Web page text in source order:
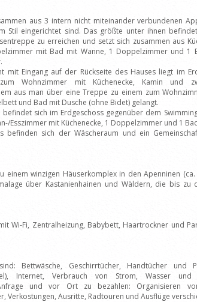
aus 3 intern nicht miteinander verbundenen
Stil eingerichtet sind. Das größte unter ihnen
zu erreichen und setzt sich zusammen aus
mit Bad mit Wanne, 1 Doppelzimmer und 1
mit Eingang auf der Rückseite des Hauses liegt im
Wohnzimmer mit Küchenecke, Kamin und
aus man über eine Treppe zu einem zum
und Bad mit Dusche (ohne Bidet) gelangt.
sich im Erdgeschoss gegenüber dem
Esszimmer mit Küchenecke, 1 Doppelzimmer und 1
befinden sich der Wäscheraum und ein
einem winzigen Häuserkomplex in den Apenninen (ca.
über Kastanienhainen und Wäldern, die bis zu
Wi-Fi, Zentralheizung, Babybett, Haartrockner und
Bettwäsche, Geschirrtücher, Handtücher und
Internet, Verbrauch von Strom, Wasser und
und vor Ort zu bezahlen: Organisieren
Verkostungen, Ausritte, Radtouren und Ausflüge